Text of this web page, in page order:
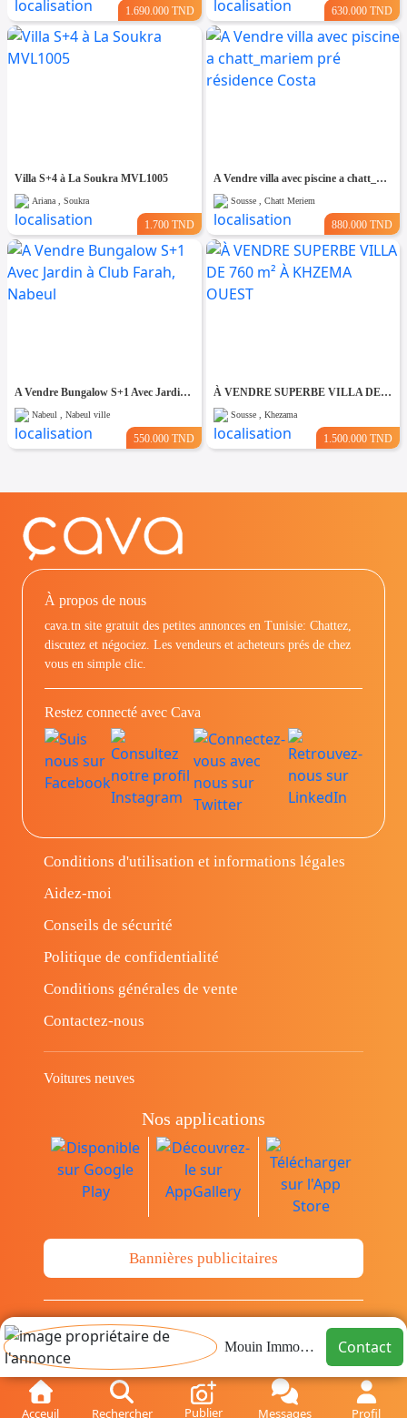
Acceuil Rechercher Publier Messages Profil
1.690.000 TND 630.000 TND
Villa S+4 à La Soukra MVL1005
Ariana , Soukra
1.700 TND
A Vendre villa avec piscine a chatt_mariem pré résidence Costa
Sousse , Chatt Meriem
880.000 TND
A Vendre Bungalow S+1 Avec Jardin à Club Farah, Nabeul
Nabeul , Nabeul ville
550.000 TND
À VENDRE SUPERBE VILLA DE 760 m² À KHZEMA OUEST
Sousse , Khezama
1.500.000 TND
Mouin Immobilier Contact
À propos de nous
cava.tn site gratuit des petites annonces en Tunisie: Chattez,
discutez et négociez. Les vendeurs et acheteurs prés de chez
vous en simple clic.
Restez connecté avec Cava
Conditions d'utilisation et informations légales
Aidez-moi
Conseils de sécurité
Politique de confidentialité
Conditions générales de vente
Contactez-nous
Voitures neuves
Nos applications
Bannières publicitaires
© Copyright 2014-2026 Cava.tn Limited Tous
les droits sont réservés.